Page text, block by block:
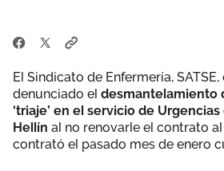
El Sindicato de Enfermería,
denunciado el desmantelamiento
‘triaje’ en el servicio de
Hellín al no renovarle el contrato
contrató el pasado mes de enero